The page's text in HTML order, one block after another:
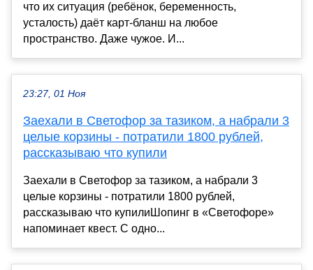
что их ситуация (ребёнок, беременность,
усталость) даёт карт-бланш на любое
пространство. Даже чужое. И...
23:27, 01 Ноя
Заехали в Светофор за тазиком, а набрали 3
целые корзины - потратили 1800 рублей,
рассказываю что купили
Заехали в Светофор за тазиком, а набрали 3
целые корзины - потратили 1800 рублей,
рассказываю что купилиШопинг в «Светофоре»
напоминает квест. С одно...